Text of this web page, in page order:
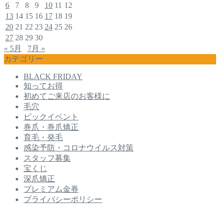
6
7 8 9 10 11 12
13 14 15 16 17 18 19
20 21 22 23 24 25 26
27 28 29 30
« 5月
7月 »
カテゴリー
BLACK FRIDAY
知ってお得
初めてご来店のお客様に
毛穴
ビックイベント
巻爪・巻爪矯正
育毛・発毛
感染予防・コロナウイルス対策
スタッフ募集
宝くじ
深爪矯正
プレミアム金券
プライバシーポリシー